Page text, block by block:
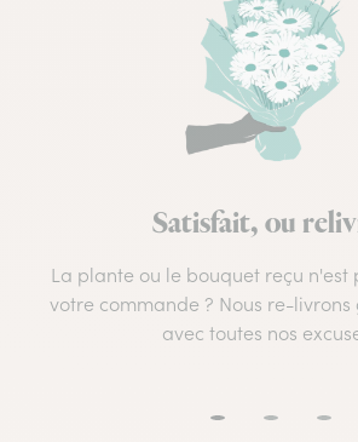
Satisfait, ou
La plante ou le bouquet reçu n'est
votre commande ? Nous re-
avec toutes nos